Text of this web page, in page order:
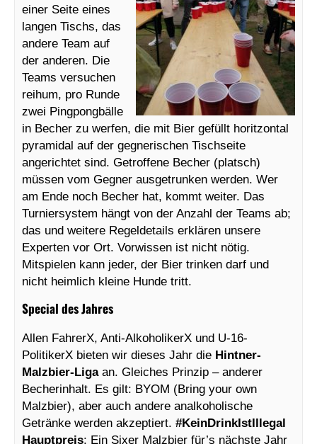
einer Seite eines
langen Tischs, das
andere Team auf
der anderen. Die
Teams versuchen
reihum, pro Runde
zwei Pingpongbälle
in Becher zu werfen, die mit Bier gefüllt horitzontal
pyramidal auf der gegnerischen Tischseite
angerichtet sind. Getroffene Becher (platsch)
müssen vom Gegner ausgetrunken werden. Wer
am Ende noch Becher hat, kommt weiter. Das
Turniersystem hängt von der Anzahl der Teams ab;
das und weitere Regeldetails erklären unsere
Experten vor Ort. Vorwissen ist nicht nötig.
Mitspielen kann jeder, der Bier trinken darf und
nicht heimlich kleine Hunde tritt.
Special des Jahres
Allen FahrerX, Anti-AlkoholikerX und U-16-
PolitikerX bieten wir dieses Jahr die Hintner-
Malzbier-Ligaan. Gleiches Prinzip – anderer
Becherinhalt. Es gilt: BYOM (Bring your own
Malzbier), aber auch andere analkoholische
Getränke werden akzeptiert. #KeinDrinkIstIllegal
Hauptpreis: Ein Sixer Malzbier für’s nächste Jahr